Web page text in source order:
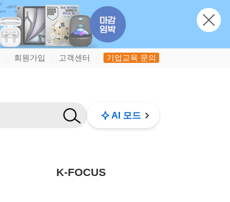
회원가입 고객센터 기업교육 문의
AI 모드
K-FOCUS